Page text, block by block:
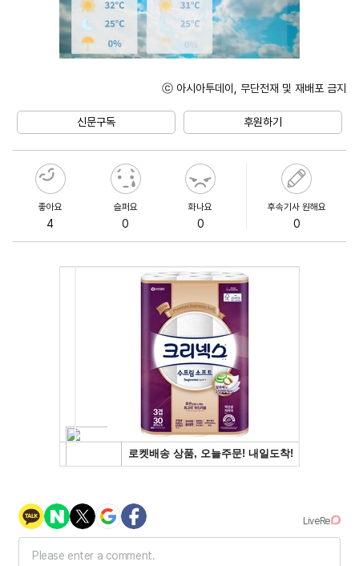
ⓒ 아시아투데이, 무단전재 및 재배포 금지
신문구독 후원하기
좋아요
4
슬퍼요
0
화나요
0
후속기사 원해요
0